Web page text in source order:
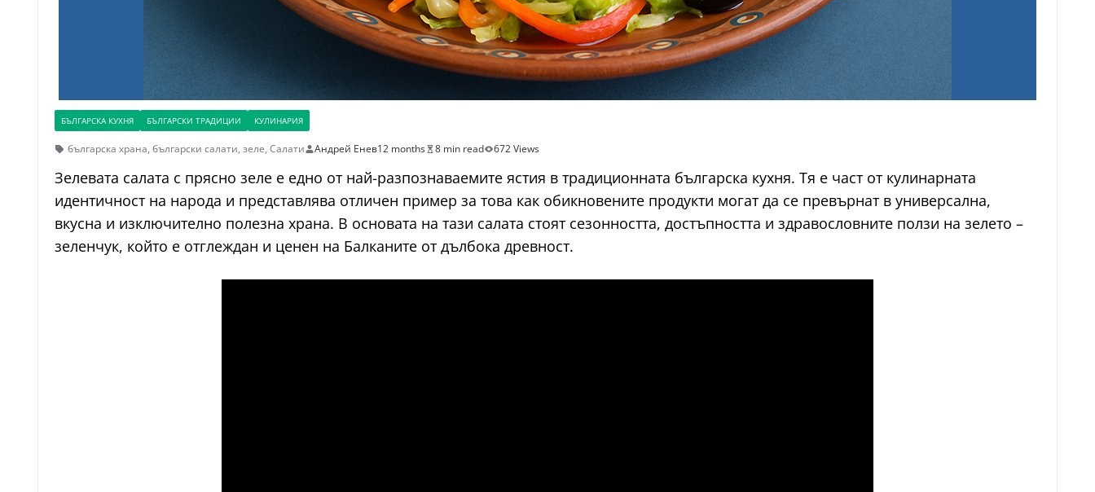
БЪЛГАРСКА КУХНЯ БЪЛГАРСКИ ТРАДИЦИИ КУЛИНАРИЯ
българска храна, български салати, зеле, Салати Андрей Енев12 months 8 min read 672 Views
Зелевата салата с прясно зеле е едно от най-разпознаваемите ястия в традиционната българска кухня. Тя е част от кулинарната
идентичност на народа и представлява отличен пример за това как обикновените продукти могат да се превърнат в универсална,
вкусна и изключително полезна храна. В основата на тази салата стоят сезонността, достъпността и здравословните ползи на зелето –
зеленчук, който е отглеждан и ценен на Балканите от дълбока древност.